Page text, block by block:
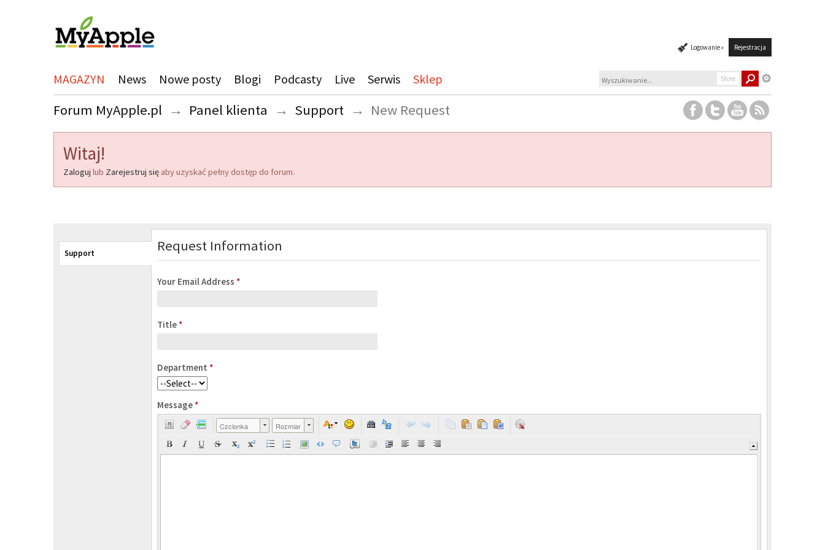
Logowanie » Rejestracja
MAGAZYN News Nowe posty Blogi Podcasty Live Serwis Sklep Store
Forum MyApple.pl → Panel klienta → Support → New Request
Witaj!
Zaloguj lub Zarejestruj się aby uzyskać pełny dostęp do forum.
Support Request Information
Your Email Address *
Title *
Department *
Message *
Czcionka Rozmiar